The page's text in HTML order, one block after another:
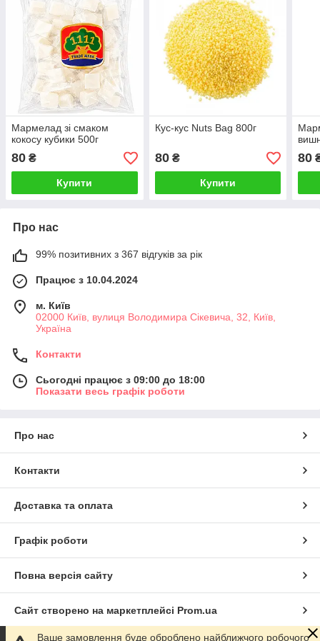
Мармелад зі смаком
кокосу кубики 500г
80 ₴
Купити
Кус-кус Nuts Bag 800г
80₴
Купити
80
Про нас
99% позитивних з 367 відгуків за рік
Працює з 10.04.2024
м. Київ
02000 Київ, вулиця Володимира Сікевича, 32, Київ,
Україна
Контакти
Сьогодні працює з 09:00 до 18:00
Показати весь графік роботи
Про нас
Контакти
Доставка та оплата
Графік роботи
Повна версія сайту
Сайт створено на маркетплейсі Prom.ua
Ваше замовлення буде оброблено найближчого робочого